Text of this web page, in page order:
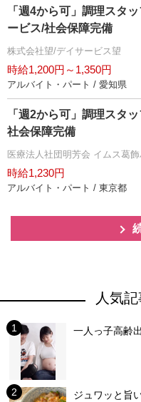
「週4から可」調理スタ
ービス/社会保障完備
株式会社望/デイサービス望
時給1,200円～1,350円
アルバイト・パート / 愛知県
「週2から可」調理スタ
社会保障完備
医療法人社団明芳会 イムス葛
時給1,230円
アルバイト・パート / 東京都
人気
一人っ子高齢
ジュワッと旨